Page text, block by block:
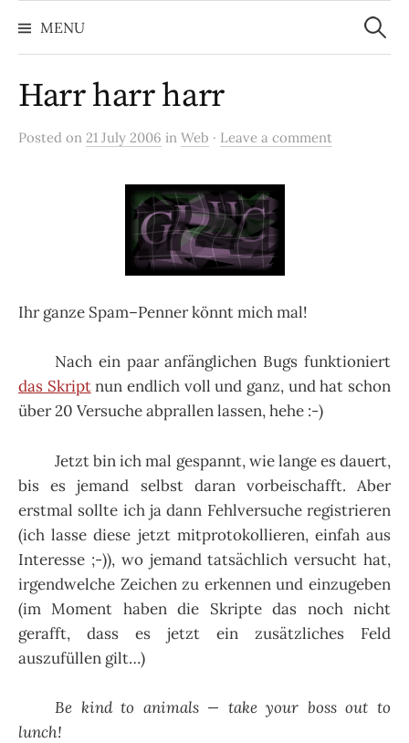
to
content
MENU
Search
for:
Harr harr harr
Posted on 21 July 2006 in Web · Leave a comment
Ihr ganze Spam–Penner könnt mich mal!
Nach ein paar anfänglichen Bugs funktioniert
das Skriptnun endlich voll und ganz, und hat schon
über 20 Versuche abprallen lassen, hehe :-)
Jetzt bin ich mal gespannt, wie lange es dauert,
bis es jemand selbst daran vorbeischafft. Aber
erstmal sollte ich ja dann Fehlversuche registrieren
(ich lasse diese jetzt mitprotokollieren, einfah aus
Interesse ;-)), wo jemand tatsächlich versucht hat,
irgendwelche Zeichen zu erkennen und einzugeben
(im Moment haben die Skripte das noch nicht
gerafft, dass es jetzt ein zusätzliches Feld
auszufüllen gilt…)
Be kind to animals — take your boss out to
lunch!